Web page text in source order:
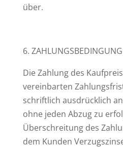
über.
6.
Die Zahlung des
vereinbarten
schriftlich ausdrücklich
ohne jeden Abzug zu
Überschreitung des
dem Kunden